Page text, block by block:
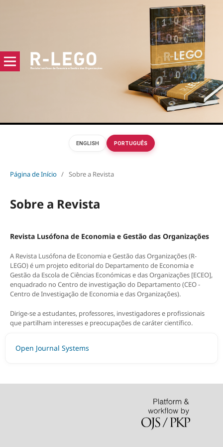
Página de Início / Sobre a Revista
Sobre a Revista
Revista Lusófona de Economia e Gestão das Organizações
A Revista Lusófona de Economia e Gestão das Organizações (R-
LEGO) é um projeto editorial do Departamento de Economia e
Gestão da Escola de Ciências Económicas e das Organizações [ECEO],
enquadrado no Centro de investigação do Departamento (CEO -
Centro de Investigação de Economia e das Organizações).
Dirige-se a estudantes, professores, investigadores e profissionais
que partilham interesses e preocupações de caráter científico.
Open Journal Systems
ENGLISH PORTUGUÊS